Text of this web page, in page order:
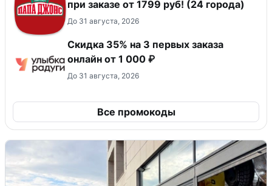
при заказе от 1799 руб! (24 города)
До 31 августа, 2026
Скидка 35% на 3 первых заказа
онлайн от 1 000 ₽
До 31 августа, 2026
Все промокоды